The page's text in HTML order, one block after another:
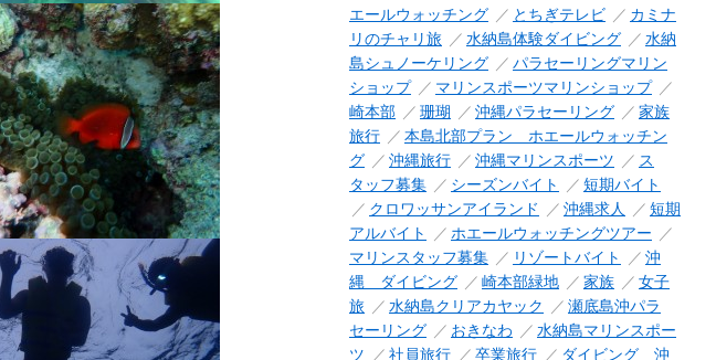
エールウォッチング
とちぎテレビ
カミナ
リのチャリ旅
水納島体験ダイビング
水納
島シュノーケリング
パラセーリングマリン
ショップ
マリンスポーツマリンショップ
崎本部
珊瑚 沖縄パラセーリング
家族
旅行
本島北部プラン ホエールウォッチン
グ
沖縄旅行 沖縄マリンスポーツ
ス
タッフ募集
シーズンバイト
短期バイト
クロワッサンアイランド
沖縄求人
短期
アルバイト
ホエールウォッチングツアー
マリンスタッフ募集
リゾートバイト
沖
縄 ダイビング
崎本部緑地 家族
女子
旅
水納島クリアカヤック
瀬底島沖パラ
セーリング
おきなわ
水納島マリンスポー
ツ
社員旅行 卒業旅行 ダイビング 沖